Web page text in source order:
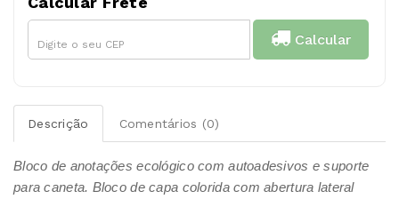
Calcular
Descrição Comentários (0)
Bloco de anotações ecológico com autoadesivos e suporte
para caneta. Bloco de capa colorida com abertura lateral